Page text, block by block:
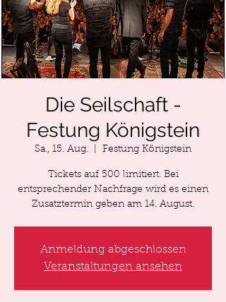
Die Seilschaft -
Festung Königstein
Sa., 15. Aug. Festung Königstein
Tickets auf 500 limitiert. Bei
entsprechender Nachfrage wird es einen
Zusatztermin geben am 14. August.
Anmeldung abgeschlossen
Veranstaltungen ansehen